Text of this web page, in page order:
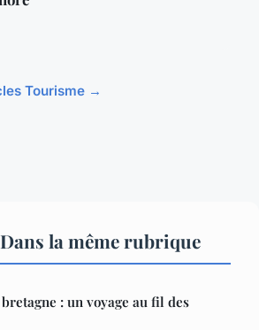
Tourisme →
la même rubrique
: un voyage au fil des